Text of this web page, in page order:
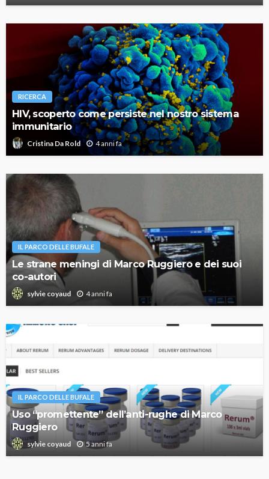
RICERCA
HIV, scoperto come persiste nel nostro sistema
immunitario
Cristina Da Rold 4 anni fa
IL PARCO DELLE BUFALE
Le strane meningi di Marco Ruggiero e dei suoi
co-autori
sylvie coyaud 4 anni fa
IL PARCO DELLE BUFALE
Uso “promettente” dell’anti-rughe di Marco
Ruggiero
sylvie coyaud 5 anni fa